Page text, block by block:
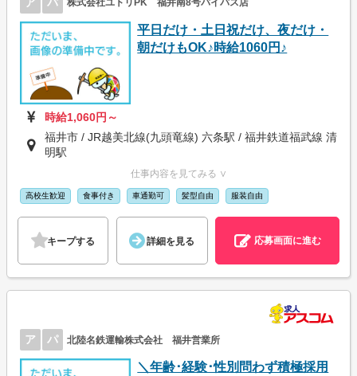
株式会社ユトリPK 福井南8号バイパス店
平日だけ・土日祝だけ、夜だけ・
朝だけもOK♪時給1060円♪
時給1,060円～
福井市 / JR越美北線(九頭竜線) 六条駅 / 福井鉄道福武線 清
明駅
仕事内容を見てみる ∨
高校生歓迎 食事付き 車通勤可 髪型自由 服装自由
キープする 詳細を見る 応募画面に進む
ア パ 北陸名鉄運輸株式会社 福井営業所
＼年齢･経験･性別問わず積極採用